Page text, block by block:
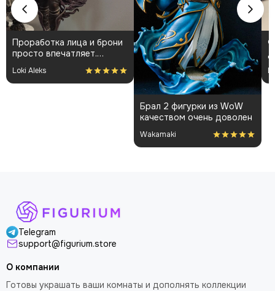
Проработка лица и брони
просто впечатляет.
Сборка так же не вызвала
проблем, всё отлично
держится. Упаковка
Loki Aleks
Брал 2 фигурки из WoW
качеством очень доволен
Wakamaki
и
Telegram
support@figurium.store
О компании
Готовы украшать ваши комнаты и дополнять коллекции